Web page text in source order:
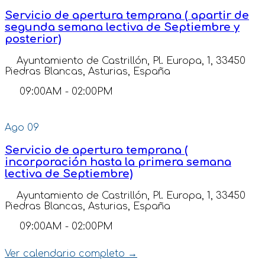
Servicio de apertura temprana ( apartir de
segunda semana lectiva de Septiembre y
posterior)
Ayuntamiento de Castrillón, Pl. Europa, 1, 33450
Piedras Blancas, Asturias, España
09:00AM - 02:00PM
Ago 09
Servicio de apertura temprana (
incorporación hasta la primera semana
lectiva de Septiembre)
Ayuntamiento de Castrillón, Pl. Europa, 1, 33450
Piedras Blancas, Asturias, España
09:00AM - 02:00PM
Ver calendario completo →